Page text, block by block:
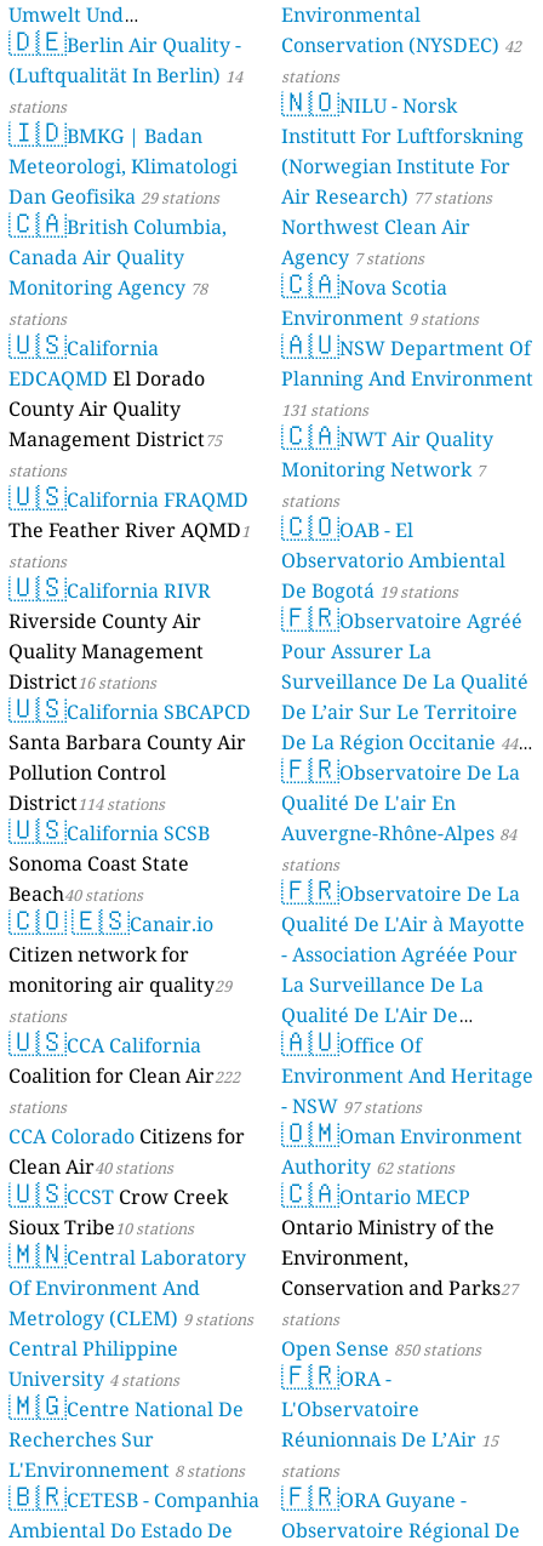
Umwelt Und
Verbraucherschutz) - LfU
46 stations
🇩🇪Berlin Air Quality -
(Luftqualität In Berlin) 14
stations
🇮🇩BMKG | Badan
Meteorologi, Klimatologi
Dan Geofisika 29 stations
🇨🇦British Columbia,
Canada Air Quality
Monitoring Agency 78
stations
🇺🇸California
EDCAQMD El Dorado
County Air Quality
Management District75
stations
🇺🇸California FRAQMD
The Feather River AQMD1
stations
🇺🇸California RIVR
Riverside County Air
Quality Management
District16 stations
🇺🇸California SBCAPCD
Santa Barbara County Air
Pollution Control
District114 stations
🇺🇸California SCSB
Sonoma Coast State
Beach40 stations
🇨🇴🇪🇸Canair.io
Citizen network for
monitoring air quality29
stations
🇺🇸CCA California
Coalition for Clean Air222
stations
CCA Colorado Citizens for
Clean Air40 stations
🇺🇸CCST Crow Creek
Sioux Tribe10 stations
🇲🇳Central Laboratory
Of Environment And
Metrology (CLEM) 9 stations
Central Philippine
University 4 stations
🇲🇬Centre National De
Recherches Sur
L'Environnement 8 stations
🇧🇷CETESB - Companhia
Ambiental Do Estado De
Environmental
Conservation (NYSDEC) 42
stations
🇳🇴NILU - Norsk
Institutt For Luftforskning
(Norwegian Institute For
Air Research) 77 stations
Northwest Clean Air
Agency 7 stations
🇨🇦Nova Scotia
Environment 9 stations
🇦🇺NSW Department Of
Planning And Environment
131 stations
🇨🇦NWT Air Quality
Monitoring Network 7
stations
🇨🇴OAB - El
Observatorio Ambiental
De Bogotá 19 stations
🇫🇷Observatoire Agréé
Pour Assurer La
Surveillance De La Qualité
De L’air Sur Le Territoire
De La Région Occitanie 44
stations
🇫🇷Observatoire De La
Qualité De L'air En
Auvergne-Rhône-Alpes 84
stations
🇫🇷Observatoire De La
Qualité De L'Air à Mayotte
- Association Agréée Pour
La Surveillance De La
Qualité De L'Air De
Mayotte 4 stations
🇦🇺Office Of
Environment And Heritage
- NSW 97 stations
🇴🇲Oman Environment
Authority 62 stations
🇨🇦Ontario MECP
Ontario Ministry of the
Environment,
Conservation and Parks27
stations
Open Sense 850 stations
🇫🇷ORA -
L'Observatoire
Réunionnais De L’Air 15
stations
🇫🇷ORA Guyane -
Observatoire Régional De